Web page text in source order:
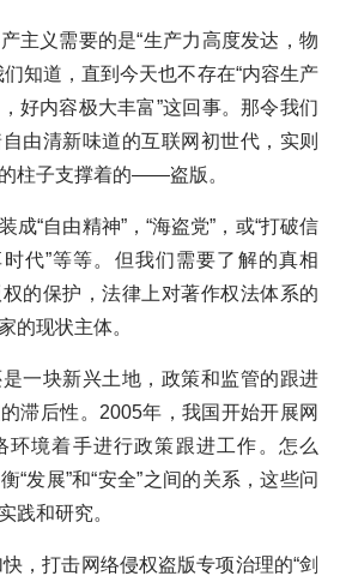
主义需要的是“生产力高度发达，物
知道，直到今天也不存在“内容生产
好内容极大丰富”这回事。那令我们
由清新味道的互联网初世代，实则
柱子支撑着的——盗版。
成“自由精神”，“海盗党”，或“打破信
时代”等等。但我们需要了解的真相
的保护，法律上对著作权法体系的
的现状主体。
一块新兴土地，政策和监管的跟进
滞后性。2005年，我国开始开展网
环境着手进行政策跟进工作。怎么
“发展”和“安全”之间的关系，这些问
践和研究。
，打击网络侵权盗版专项治理的“剑